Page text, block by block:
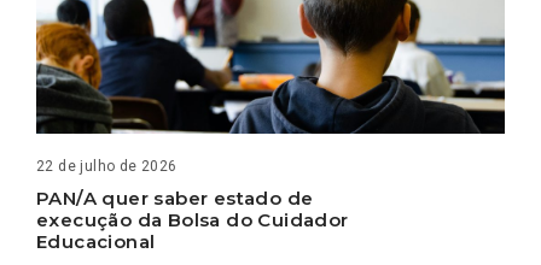
22 de julho de 2026
PAN/A quer saber estado de
execução da Bolsa do Cuidador
Educacional